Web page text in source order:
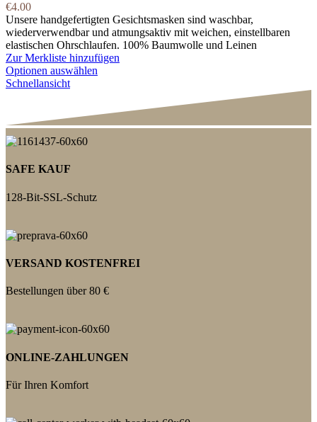
€4.00
Unsere handgefertigten Gesichtsmasken sind waschbar,
wiederverwendbar und atmungsaktiv mit weichen, einstellbaren
elastischen Ohrschlaufen. 100% Baumwolle und Leinen
Zur Merkliste hinzufügen
Optionen auswählen
Schnellansicht
SAFE KAUF
128-Bit-SSL-Schutz
VERSAND KOSTENFREI
Bestellungen über 80 €
ONLINE-ZAHLUNGEN
Für Ihren Komfort